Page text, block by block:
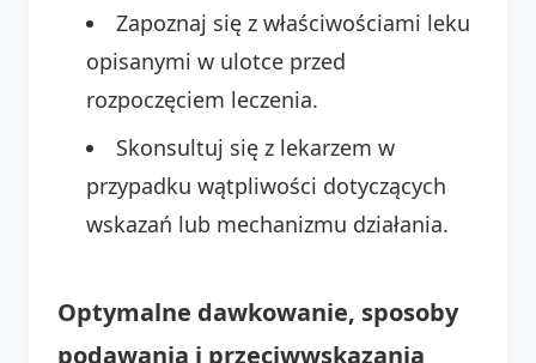
Zapoznaj się z właściwościami leku
opisanymi w ulotce przed
rozpoczęciem leczenia.
Skonsultuj się z lekarzem w
przypadku wątpliwości dotyczących
wskazań lub mechanizmu działania.
Optymalne dawkowanie, sposoby
podawania i przeciwwskazania